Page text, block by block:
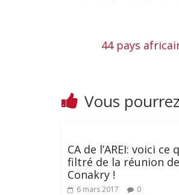
44 pays
Vous
CA de l’AREI: voici ce
filtré de la réunion de
Conakry !
6 mars 2017 0